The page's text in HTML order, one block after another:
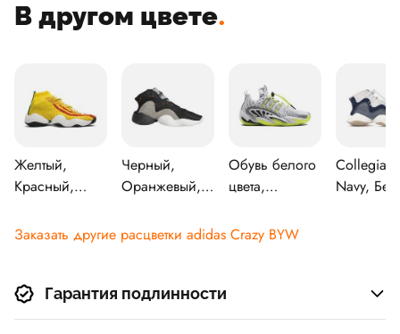
В другом цвете.
Желтый,
Красный,
Черный,
Оранжевый,
Обувь белого
цвета,
желтый,
Collegiate
Navy,
Заказать другие расцветки adidas Crazy BYW
Гарантия подлинности